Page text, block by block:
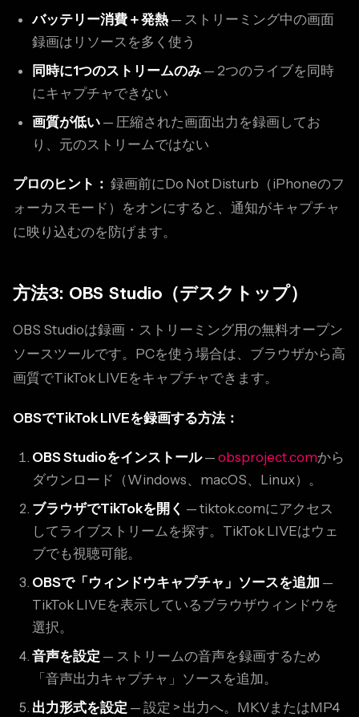
バッテリー消費＋発熱 — ストリーミング中の画面
録画はリソースを多く使う
同時に1つのストリームのみ — 2つのライブを同時
にキャプチャできない
画質が低い — 圧縮された画面出力を録画してお
り、元のストリームではない
プロのヒント： 録画前にDo Not Disturb（iPhoneのフ
ォーカスモード）をオンにすると、通知がキャプチャ
に映り込むのを防げます。
方法3: OBS Studio（デスクトップ）
OBS Studioは録画・ストリーミング用の無料オープン
ソースツールです。PCを使う場合は、ブラウザから高
画質でTikTok LIVEをキャプチャできます。
OBSでTikTok LIVEを録画する方法：
OBS Studioをインストール— obsproject.comから
ダウンロード（Windows、macOS、Linux）。
ブラウザでTikTokを開く — tiktok.comにアクセス
してライブストリームを探す。TikTok LIVEはウェ
ブでも視聴可能。
OBSで「ウィンドウキャプチャ」ソースを追加 —
TikTok LIVEを表示しているブラウザウィンドウを
選択。
音声を設定 — ストリームの音声を録画するため
「音声出力キャプチャ」ソースを追加。
出力形式を設定 — 設定 > 出力へ。MKVまたはMP4